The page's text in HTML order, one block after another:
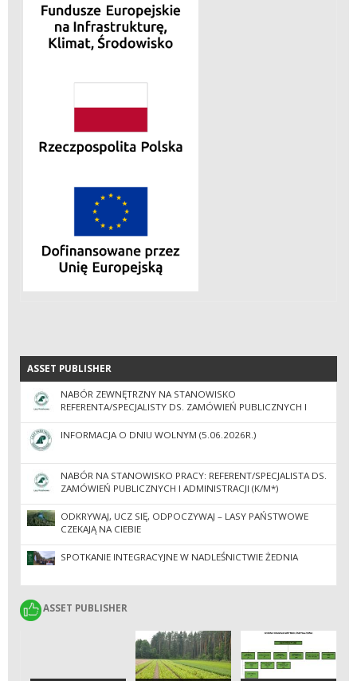
ASSET PUBLISHER
ASSET PUBLISHER
NABÓR ZEWNĘTRZNY NA STANOWISKO
REFERENTA/SPECJALISTY DS. ZAMÓWIEŃ PUBLICZNYCH I
ADMINISTRACJI
INFORMACJA O DNIU WOLNYM (5.06.2026R.)
NABÓR NA STANOWISKO PRACY: REFERENT/SPECJALISTA DS.
ZAMÓWIEŃ PUBLICZNYCH I ADMINISTRACJI (K/M*)
ODKRYWAJ, UCZ SIĘ, ODPOCZYWAJ – LASY PAŃSTWOWE
CZEKAJĄ NA CIEBIE
SPOTKANIE INTEGRACYJNE W NADLEŚNICTWIE ŻEDNIA
ASSET PUBLISHER
ASSET PUBLISHER